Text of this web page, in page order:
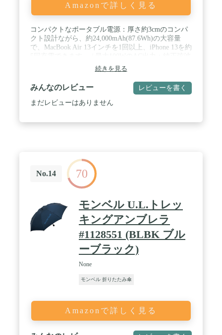
Amazonで詳しく見る
コンパクトなポータブル電源：厚さ約3cmのコンパ
クト設計ながら、約24,000mAh(87.6Wh)の大容量
で、MacBook Air 13インチを1回以上、iPhone 13を約
で最大100W出力のACポートを搭載し、ノートPCな
どの精密機器からカメラ、ドローン、小型家電製品
まで幅広い機器に充電 / 給電が可能です。 / 4台同時
に充電 / 給電：最大出力100Wの純正弦波AC出力ポ
ート、最大出力45WのUSB-Cポートおよび合計最大
同時に充電をする「パススルー充電」に対応してい
ます。 / パッケージ内容：製品本体、USB-C ＆
USB-C ケーブル、USB-C ＆ USB-A ケーブル、USB
急速充電器、ストラップ、取扱説明書、長期保証
(会員登録で最長2年、詳細は出品者のコメント参
照)、カスタマーサポート
続きを見る
みんなのレビュー レビューを書く
まだレビューはありません
No.14 70
モンベル U.L.トレッ
キングアンブレラ
#1128551 (BLBK ブル
ーブラック)
None
モンベル 折りたたみ傘
Amazonで詳しく見る